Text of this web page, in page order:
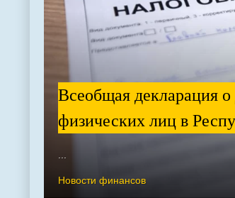
Всеобщая декларация
физических лиц в
Новости финансов